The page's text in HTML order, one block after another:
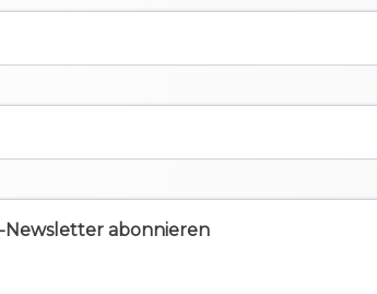
Newsletter abonnieren